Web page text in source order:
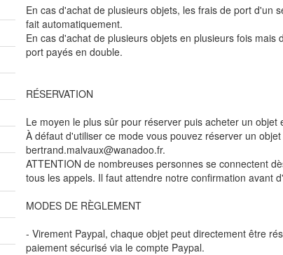
En cas d'achat de plusieurs objets, les frais de port d'un
fait automatiquement.
En cas d'achat de plusieurs objets en plusieurs fois
port payés en double.
RÉSERVATION
Le moyen le plus sûr pour réserver puis acheter un
À défaut d'utiliser ce mode vous pouvez réserver un
bertrand.malvaux@wanadoo.fr.
ATTENTION de nombreuses personnes se connectent
tous les appels. Il faut attendre notre confirmation avant
MODES DE RÈGLEMENT
- Virement Paypal, chaque objet peut directement être
paiement sécurisé via le compte Paypal.